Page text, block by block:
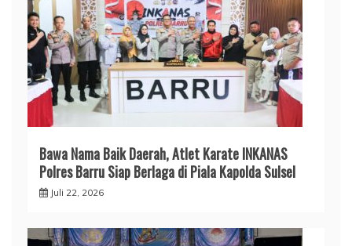
​Bawa Nama Baik Daerah, Atlet Karate INKANAS
Polres Barru Siap Berlaga di Piala Kapolda Sulsel
Juli 22, 2026